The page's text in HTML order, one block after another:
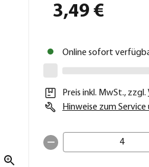
3,49 €
Online sofort
Preis inkl. MwSt., zzgl.
Hinweise zum
4